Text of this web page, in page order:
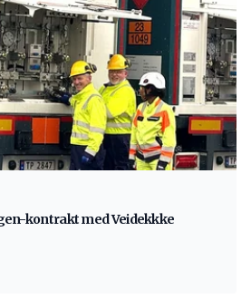
kontrakt med Veidekkke